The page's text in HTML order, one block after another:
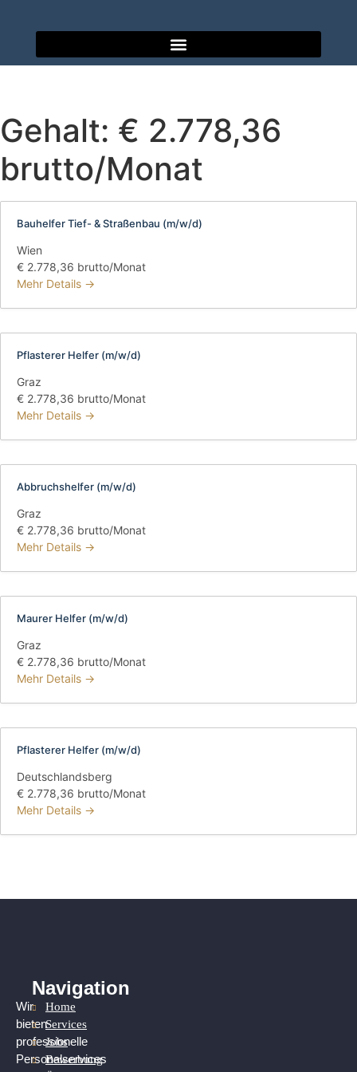
Gehalt: € 2.778,36
brutto/Monat
Bauhelfer Tief- & Straßenbau (m/w/d)
Wien
€ 2.778,36 brutto/Monat
Mehr Details
Pflasterer Helfer (m/w/d)
Graz
€ 2.778,36 brutto/Monat
Mehr Details
Abbruchshelfer (m/w/d)
Graz
€ 2.778,36 brutto/Monat
Mehr Details
Maurer Helfer (m/w/d)
Graz
€ 2.778,36 brutto/Monat
Mehr Details
Pflasterer Helfer (m/w/d)
Deutschlandsberg
€ 2.778,36 brutto/Monat
Mehr Details
Wir
bieten
professionelle
Personalservices
Navigation
Home
Services
Jobs
Bewerbung